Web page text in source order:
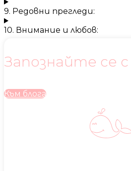
9. Редовни прегледи:
10. Внимание и любов:
Запознайте се
Към блога